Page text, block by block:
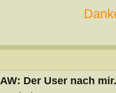
AW: Der User nach